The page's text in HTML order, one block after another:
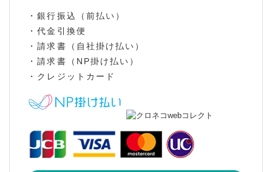
・銀行振込（前払い）
・代金引換便
・請求書（自社掛け払い）
・請求書（NP掛け払い）
・クレジットカード